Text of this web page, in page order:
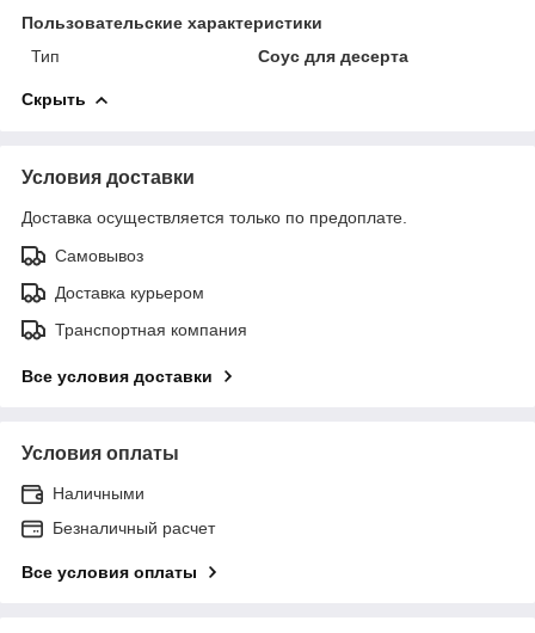
Пользовательские характеристики
Тип
Соус для десерта
Скрыть
Условия доставки
Доставка осуществляется только по предоплате.
Самовывоз
Доставка курьером
Транспортная компания
Все условия доставки
Условия оплаты
Наличными
Безналичный расчет
Все условия оплаты